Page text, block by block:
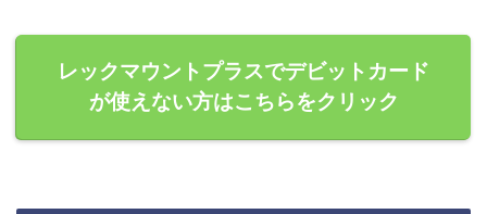
レックマウントプラスでデビットカード
が使えない方はこちらをクリック